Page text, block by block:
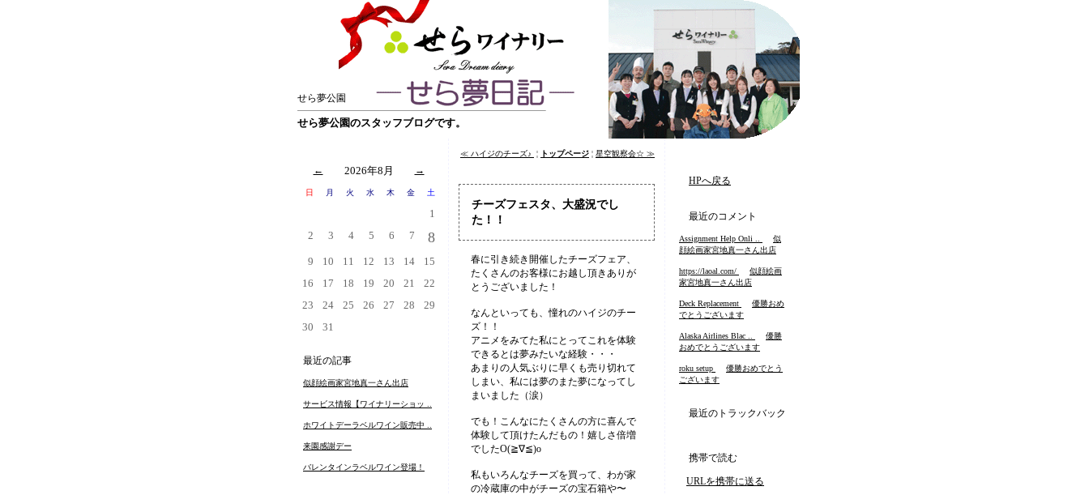
せら夢公園
せら夢公園のスタッフブログです。
← 2026年8月 →
日 月 火 水 木 金 土
1
2
3 4 5 6 7 8
9 10 11 12 13 14
15
16
17 18 19 20 21
22
23
24 25 26 27 28
29
30
31
最近の記事
似顔絵画家宮地真一さん出店
サービス情報【ワイナリーショッ ..
ホワイトデーラベルワイン販売中 ..
来園感謝デー
バレンタインラベルワイン登場！
≪ ハイジのチーズ♪ ¦ トップページ ¦ 星空観察会☆ ≫
チーズフェスタ、大盛況でし
た！！
春に引き続き開催したチーズフェア、
たくさんのお客様にお越し頂きありが
とうございました！
なんといっても、憧れのハイジのチー
ズ！！
アニメをみてた私にとってこれを体験
できるとは夢みたいな経験・・・
あまりの人気ぶりに早くも売り切れて
しまい、私には夢のまた夢になってし
まいました（涙）
でも！こんなにたくさんの方に喜んで
体験して頂けたんだもの！嬉しさ倍増
でしたO(≧∇≦)o
私もいろんなチーズを買って、わが家
の冷蔵庫の中がチーズの宝石箱や〜
HPへ戻る
最近のコメント
Assignment Help Onli ..
似
顔絵画家宮地真一さん出店
https://laoal.com/
似顔絵画
家宮地真一さん出店
Deck Replacement
優勝おめ
でとうございます
Alaska Airlines Blac ..
優勝
おめでとうございます
roku setup
優勝おめでとう
ございます
最近のトラックバック
携帯で読む
URLを携帯に送る